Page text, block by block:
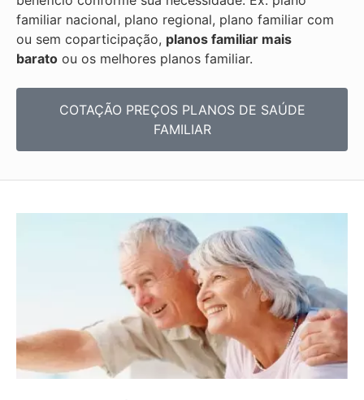
familiar nacional, plano regional, plano familiar com
ou sem coparticipação, planos familiar mais
barato ou os melhores planos familiar.
COTAÇÃO PREÇOS PLANOS DE SAÚDE
FAMILIAR